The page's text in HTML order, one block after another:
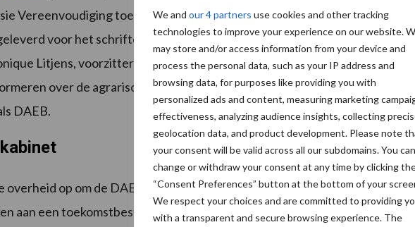
We and our 4 partners use cookies and other tracking
technologies to improve your experience on our website.
may store and/or access information from your device and
process the personal data, such as your IP address and
browsing data, for purposes like providing you with
personalized ads and content, measuring marketing
effectiveness, analyzing audience insights, collecting
geolocation data, and product development. Please note
your consent will be valid across all our subdomains. You can
change or withdraw your consent at any time by clicking
“Consent Preferences” button at the bottom of your
We respect your choices and are committed to providing
with a transparent and secure browsing experience. The
Vereenvoudiging toeslagenstelsel die advies geeft aan het ministerie van
voor het schriftelijke commissiedebat Kinderopvang. Tijdens een
Litjens, voorzitter van de VAK, Tweede Kamerlid Judith Bϋhler
over de agrarische kinderopvang en de gevolgen van het aanwijzen
DAEB.
overheid op om de DAEB-plannen te heroverwegen. Zij vragen om samen
aan een toekomstbestendig financieringsstelsel dat uitgaat van